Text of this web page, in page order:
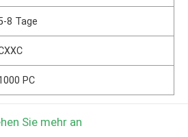
8 Tage
PC
Sie mehr an